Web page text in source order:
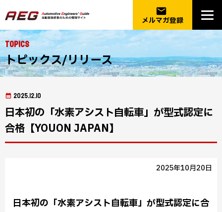
email
メルマガ登録
Topics
トピックス/リリース
2025.12.10
日本初の「水素アシスト自転車」が型式認定に
合格【YOUON JAPAN】
2025年10月20日
日本初の「水素アシスト自転車」が型式認定に合